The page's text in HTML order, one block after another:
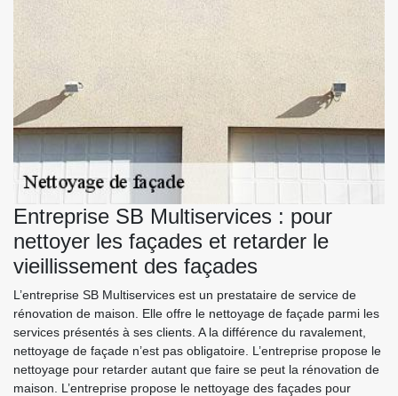
Entreprise SB Multiservices : pour
nettoyer les façades et retarder le
vieillissement des façades
L’entreprise SB Multiservices est un prestataire de service de
rénovation de maison. Elle offre le nettoyage de façade parmi les
services présentés à ses clients. A la différence du ravalement,
nettoyage de façade n’est pas obligatoire. L’entreprise propose le
nettoyage pour retarder autant que faire se peut la rénovation de
maison. L’entreprise propose le nettoyage des façades pour